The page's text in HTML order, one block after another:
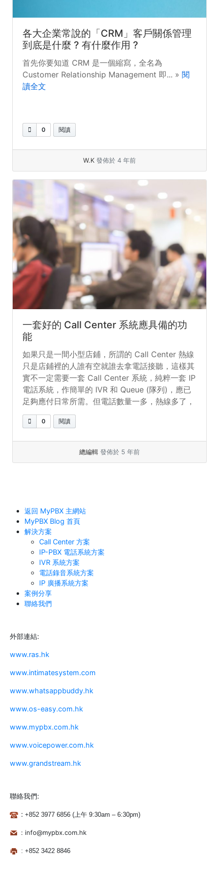
各大企業常說的「CRM」客戶關係管理
到底是什麼 ? 有什麼作用 ?
首先你要知道 CRM 是一個縮寫，全名為
Customer Relationship Management 即... » 閱
讀全文
0 閱讀
W.K 發佈於 4 年前
一套好的 Call Center 系統應具備的功
能
如果只是一間小型店鋪，所謂的 Call Center 熱線
只是店鋪裡的人誰有空就誰去拿電話接聽，這樣其
實不一定需要一套 Call Center 系統，純粹一套 IP
電話系統，作簡單的 IVR 和 Queue (隊列)，應已
足夠應付日常所需。但電話數量一多，熱線多了，
人手多了，誰偷懶了，你又知道嗎？純粹一套 PBX
絕不能有效地管理電話，它們最多只是幫手分流而
素，必定會有一套好的 Call Center 系統。
0 閱讀
總編輯 發佈於 5 年前
返回 MyPBX 主網站
MyPBX Blog 首頁
解決方案
Call Center 方案
IP-PBX 電話系統方案
IVR 系統方案
電話錄音系統方案
IP 廣播系統方案
案例分享
聯絡我們
外部連結:
www.ras.hk
www.intimatesystem.com
www.whatsappbuddy.hk
www.os-easy.com.hk
www.mypbx.com.hk
www.voicepower.com.hk
www.grandstream.hk
聯絡我們:
: +852 3977 6856 (上午 9:30am – 6:30pm)
: info@mypbx.com.hk
: +852 3422 8846